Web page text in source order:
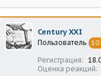
а
к
ц
и
и
Century XXI
Пользователь 10
Регистрация
Оценка реакций